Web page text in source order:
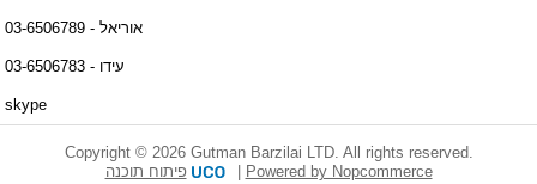
אוריאל - 03-6506789
עידו - 03-6506783
skype
Copyright © 2026 Gutman Barzilai LTD. All rights reserved.
פיתוח תוכנה
Powered by Nopcommerce